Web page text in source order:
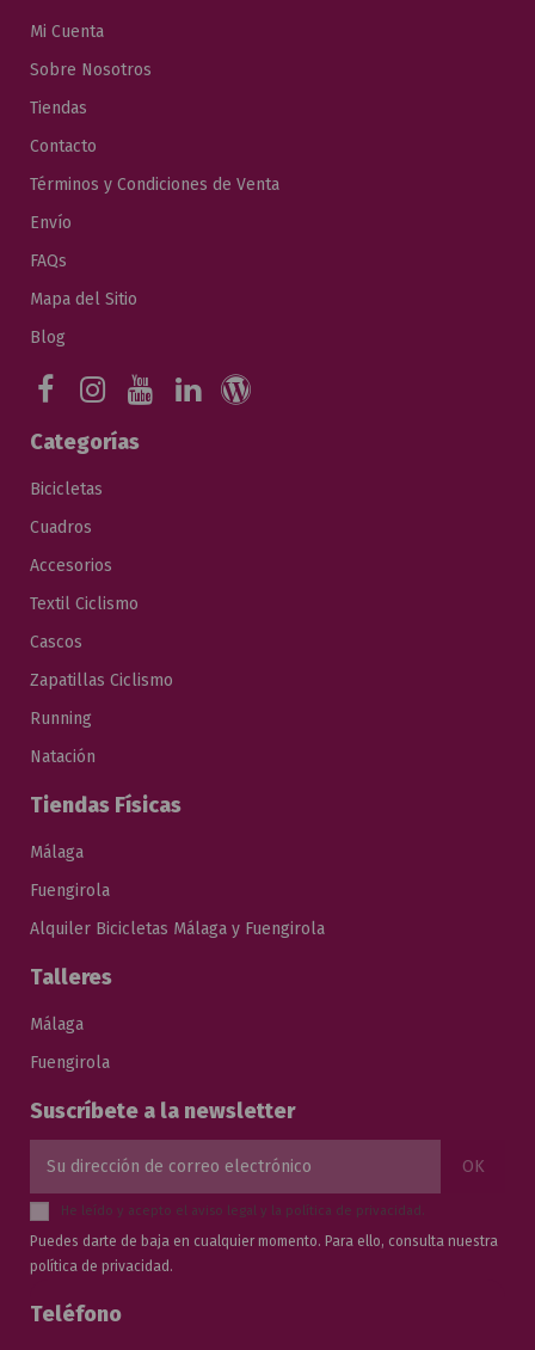
Mi Cuenta
Sobre Nosotros
Tiendas
Contacto
Términos y Condiciones de Venta
Envío
FAQs
Mapa del Sitio
Blog
Categorías
Bicicletas
Cuadros
Accesorios
Textil Ciclismo
Cascos
Zapatillas Ciclismo
Running
Natación
Tiendas Físicas
Málaga
Fuengirola
Alquiler Bicicletas Málaga y Fuengirola
Talleres
Málaga
Fuengirola
Suscríbete a la newsletter
He leído y acepto el aviso legal y la política de privacidad .
Puedes darte de baja en cualquier momento. Para ello, consulta nuestra
política de privacidad.
Teléfono